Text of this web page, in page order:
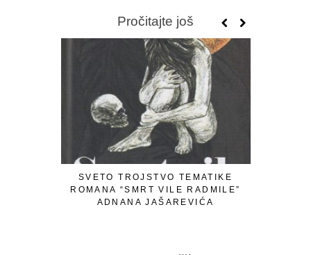
Pročitajte još
SVETO TROJSTVO TEMATIKE
ROMANA “SMRT VILE RADMILE”
ADNANA JAŠAREVIĆA